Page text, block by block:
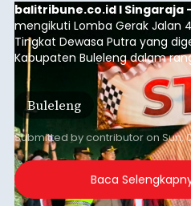
balitribune.co.id I Singaraja -
mengikuti Lomba Gerak Jalan
Tingkat Dewasa Putra yang
Kabupaten Buleleng dalam
HUT ke-81 Kemerdekaan
Lomba resmi dimulai dari
Desa Celukan Bawang, Sabtu
Buleleng
Submitted bycontributoron Sun,
Baca